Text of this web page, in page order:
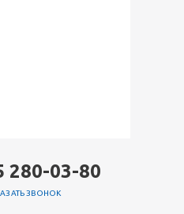
280-03-80
ЗВОНОК